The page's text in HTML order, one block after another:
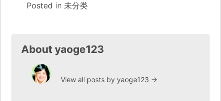
Posted in 未分类
About yaoge123
View all posts by yaoge123 →